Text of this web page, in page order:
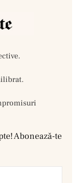
Abonează-te